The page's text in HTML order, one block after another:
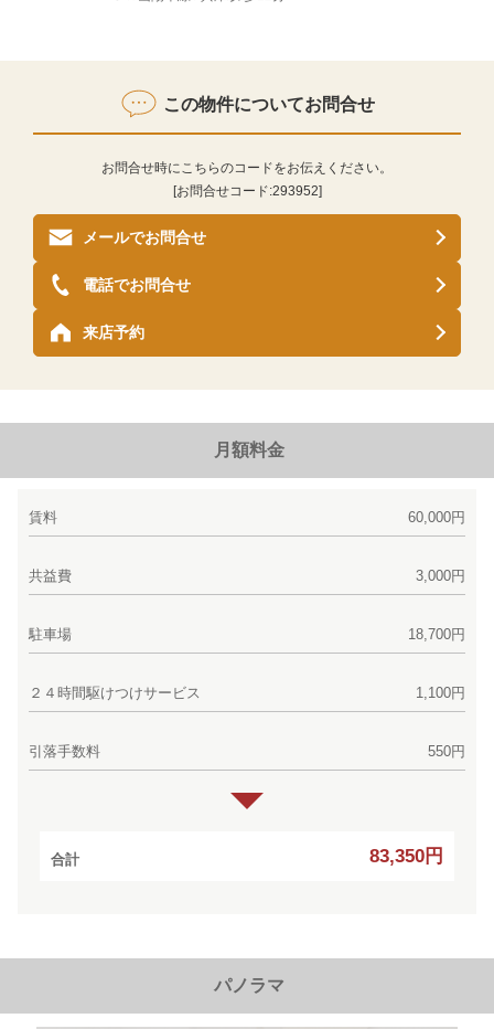
この物件についてお問合せ
お問合せ時にこちらのコードをお伝えください。
[お問合せコード:293952]
メールでお問合せ
来店予約
電話でお問合せ
月額料金
賃料 60,000円
共益費 3,000円
駐車場 18,700円
２４時間駆けつけサービス 1,100円
引落手数料 550円
合計 83,350円
パノラマ